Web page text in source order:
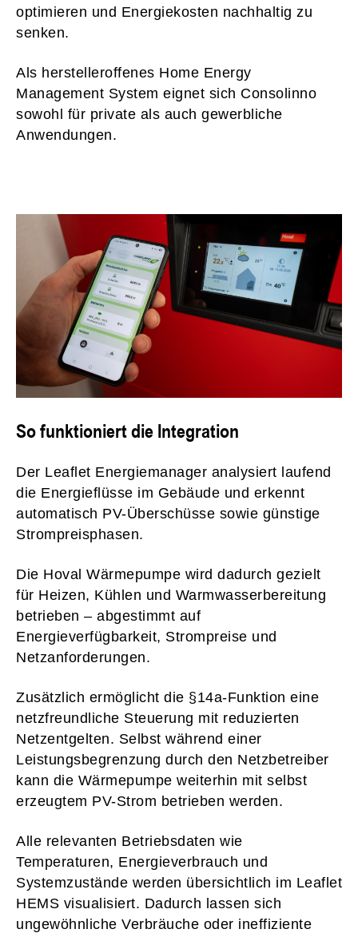
optimieren und Energiekosten nachhaltig zu
senken.
Als herstelleroffenes Home Energy
Management System eignet sich Consolinno
sowohl für private als auch gewerbliche
Anwendungen.
So funktioniert die Integration
Der Leaflet Energiemanager analysiert laufend
die Energieflüsse im Gebäude und erkennt
automatisch PV-Überschüsse sowie günstige
Strompreisphasen.
Die Hoval Wärmepumpe wird dadurch gezielt
für Heizen, Kühlen und Warmwasserbereitung
betrieben – abgestimmt auf
Energieverfügbarkeit, Strompreise und
Netzanforderungen.
Zusätzlich ermöglicht die §14a-Funktion eine
netzfreundliche Steuerung mit reduzierten
Netzentgelten. Selbst während einer
Leistungsbegrenzung durch den Netzbetreiber
kann die Wärmepumpe weiterhin mit selbst
erzeugtem PV-Strom betrieben werden.
Alle relevanten Betriebsdaten wie
Temperaturen, Energieverbrauch und
Systemzustände werden übersichtlich im Leaflet
HEMS visualisiert. Dadurch lassen sich
ungewöhnliche Verbräuche oder ineffiziente